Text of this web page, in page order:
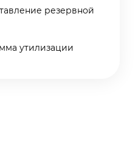
резервной
утилизации